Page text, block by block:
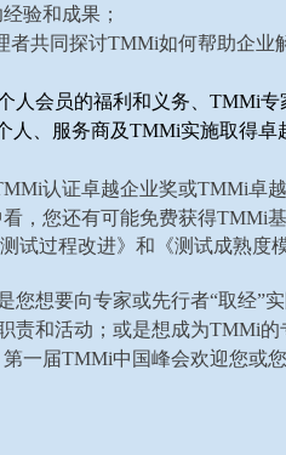
验和成果；
共同探讨TMMi如何帮助企业
会员的福利和义务、TMMi专
人、服务商及TMMi实施取得卓
认证卓越企业奖或TMMi卓越
，您还有可能免费获得TMMi
试过程改进》和《测试成熟度
想要向专家或先行者“取经”
责和活动；或是想成为TMMi的
一届TMMi中国峰会欢迎您或